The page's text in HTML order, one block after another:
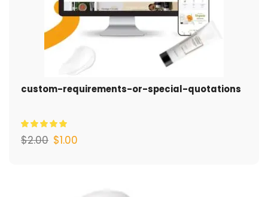
custom-requirements-or-special-quotations
$2.00 $1.00